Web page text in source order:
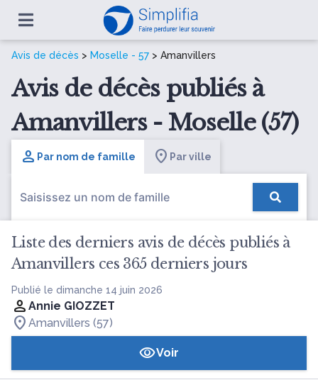
Avis de décès > Moselle - 57 > Amanvillers
Avis de décès publiés à
Amanvillers - Moselle (57)
Par nom de famille Par ville
Liste des derniers avis de décès publiés à
Amanvillers ces 365 derniers jours
Publié le dimanche 14 juin 2026
Annie GIOZZET
Amanvillers (57)
Voir